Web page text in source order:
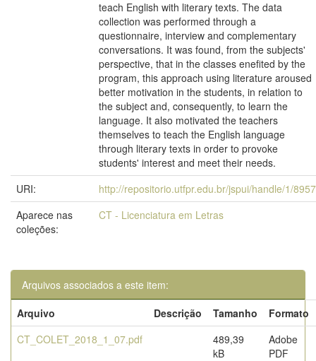
teach English with literary texts. The data
collection was performed through a
questionnaire, interview and complementary
conversations. It was found, from the subjects'
perspective, that in the classes enefited by the
program, this approach using literature aroused
better motivation in the students, in relation to
the subject and, consequently, to learn the
language. It also motivated the teachers
themselves to teach the English language
through literary texts in order to provoke
students' interest and meet their needs.
URI:
http://repositorio.utfpr.edu.br/jspui/handle/1/8957
Aparece nas
coleções:
CT - Licenciatura em Letras
Arquivos associados a este item:
Arquivo
Descrição Tamanho
Formato
CT_COLET_2018_1_07.pdf
489,39
kB
Adobe
PDF